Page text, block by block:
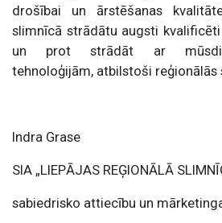
drošībai un ārstēšanas
slimnīcā strādātu augsti
un prot strādāt ar
tehnoloģijām, atbilstoši reģionālās
Indra Grase
SIA „LIEPĀJAS REĢIONĀLĀ
sabiedrisko attiecību un